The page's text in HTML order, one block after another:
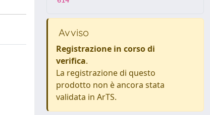
Avviso
Registrazione in corso di
verifica.
La registrazione di questo
prodotto non è ancora stata
validata in ArTS.